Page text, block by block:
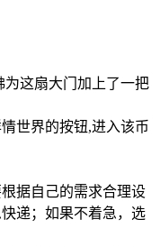
为这扇大门加上了一把
世界的按钮,进入该币
据自己的需求合理设
递；如果不着急，选